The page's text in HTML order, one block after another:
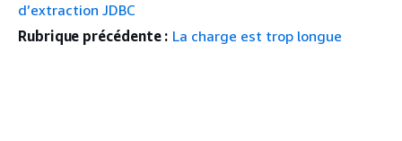
d’extraction JDBC
Rubrique précédente : La charge est trop longue